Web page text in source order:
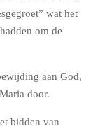
wat het
om de
aan God,
door.
bidden van